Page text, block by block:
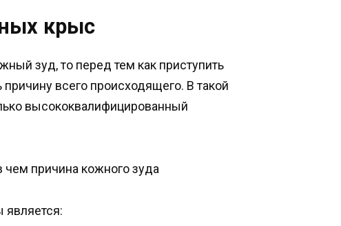
крыс
зуд, то перед тем как приступить
всего происходящего. В такой
высококвалифицированный
причина кожного зуда